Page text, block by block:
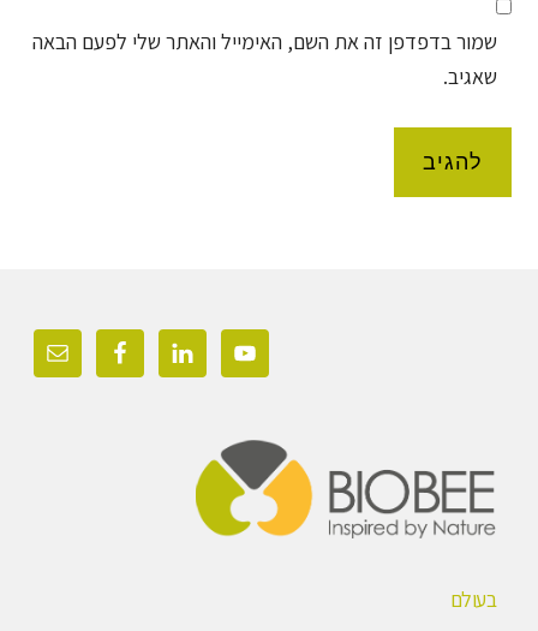
שמור בדפדפן זה את השם, האימייל והאתר שלי לפעם הבאה
שאגיב.
בעולם